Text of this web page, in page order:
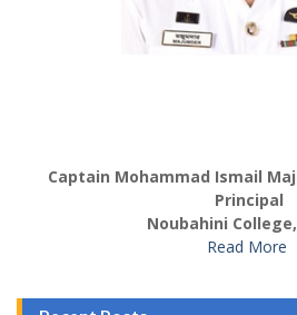
Captain Mohammad Ismail
Principal
Noubahini
Read More